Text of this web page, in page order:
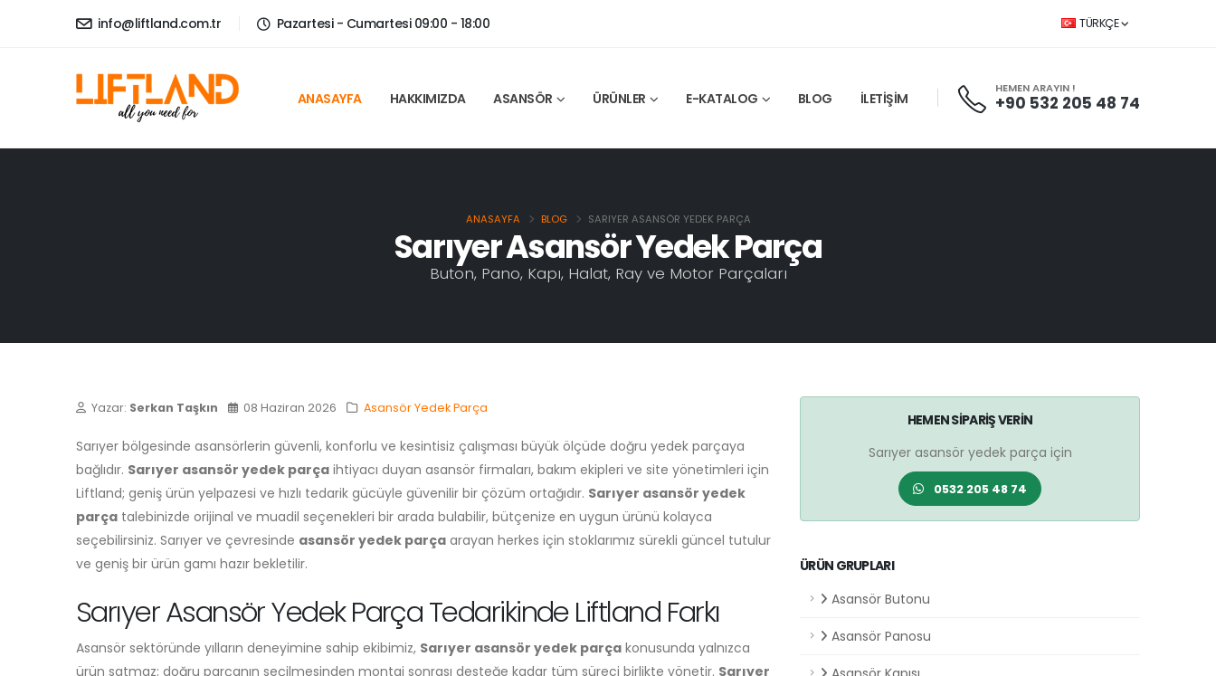
info@liftland.com.tr Pazartesi - Cumartesi 09:00 - 18:00 TÜRKÇE
ANASAYFA HAKKIMIZDA ASANSÖR ÜRÜNLER E-KATALOG BLOG İLETİŞİM
HEMEN ARAYIN !
+90 532 205 48 74
Sarıyer Asansör Yedek Parça
Buton, Pano, Kapı, Halat, Ray ve Motor Parçaları
ANASAYFA BLOG SARIYER ASANSÖR YEDEK PARÇA
Yazar: Serkan Taşkın 08 Haziran 2026 Asansör Yedek Parça
Sarıyer bölgesinde asansörlerin güvenli, konforlu ve kesintisiz çalışması büyük ölçüde doğru yedek parçaya
bağlıdır. Sarıyer asansör yedek parça ihtiyacı duyan asansör firmaları, bakım ekipleri ve site yönetimleri için
Liftland; geniş ürün yelpazesi ve hızlı tedarik gücüyle güvenilir bir çözüm ortağıdır. Sarıyer asansör yedek
parça talebinizde orijinal ve muadil seçenekleri bir arada bulabilir, bütçenize en uygun ürünü kolayca
seçebilirsiniz. Sarıyer ve çevresinde asansör yedek parça arayan herkes için stoklarımız sürekli güncel tutulur
ve geniş bir ürün gamı hazır bekletilir.
Sarıyer Asansör Yedek Parça Tedarikinde Liftland Farkı
Asansör sektöründe yılların deneyimine sahip ekibimiz, Sarıyer asansör yedek parça konusunda yalnızca
ürün satmaz; doğru parçanın seçilmesinden montaj sonrası desteğe kadar tüm süreci birlikte yönetir. Sarıyer
HEMEN SIPARIŞ VERIN
Sarıyer asansör yedek parça için
0532 205 48 74
ÜRÜN GRUPLARI
Asansör Butonu
Asansör Panosu